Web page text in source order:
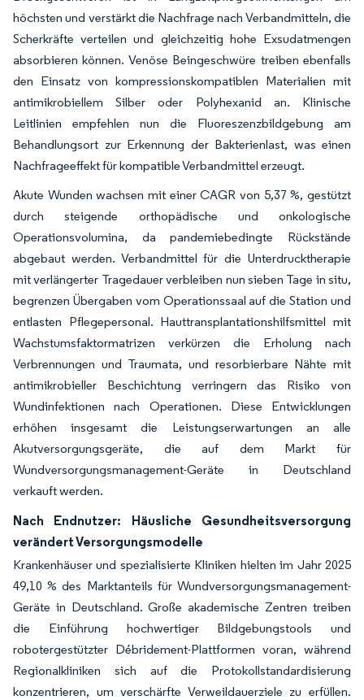
höchsten und verstärkt die Nachfrage nach Verbandmitteln, die
Scherkräfte verteilen und gleichzeitig hohe Exsudatmengen
absorbieren können. Venöse Beingeschwüre treiben ebenfalls
den Einsatz von kompressionskompatiblen Materialien mit
antimikrobiellem Silber oder Polyhexanid an. Klinische
Leitlinien empfehlen nun die Fluoreszenzbildgebung am
Behandlungsort zur Erkennung der Bakterienlast, was einen
Nachfrageeffekt für kompatible Verbandmittel erzeugt.
Akute Wunden wachsen mit einer CAGR von 5,37 %, gestützt
durch steigende orthopädische und onkologische
Operationsvolumina, da pandemiebedingte Rückstände
abgebaut werden. Verbandmittel für die Unterdrucktherapie
mit verlängerter Tragedauer verbleiben nun sieben Tage in situ,
begrenzen Übergaben vom Operationssaal auf die Station und
entlasten Pflegepersonal. Hauttransplantationshilfsmittel mit
Wachstumsfaktormatrizen verkürzen die Erholung nach
Verbrennungen und Traumata, und resorbierbare Nähte mit
antimikrobieller Beschichtung verringern das Risiko von
Wundinfektionen nach Operationen. Diese Entwicklungen
erhöhen insgesamt die Leistungserwartungen an alle
Akutversorgungsgeräte, die auf dem Markt für
Wundversorgungsmanagement-Geräte in Deutschland
verkauft werden.
Nach Endnutzer: Häusliche Gesundheitsversorgung
verändert Versorgungsmodelle
Krankenhäuser und spezialisierte Kliniken hielten im Jahr 2025
49,10 % des Marktanteils für Wundversorgungsmanagement-
Geräte in Deutschland. Große akademische Zentren treiben
die Einführung hochwertiger Bildgebungstools und
robotergestützter Débridement-Plattformen voran, während
Regionalkliniken sich auf die Protokollstandardisierung
konzentrieren, um verschärfte Verweildauerziele zu erfüllen.